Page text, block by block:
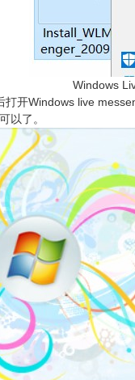
Windows
开Windows live
以了。